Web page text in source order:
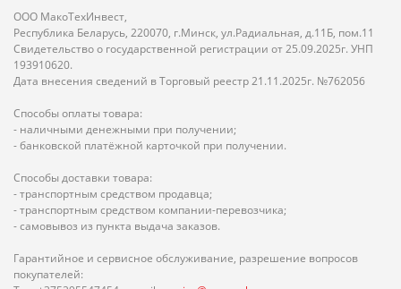
ООО МакоТехИнвест,
Республика Беларусь, 220070, г.Минск, ул.Радиальная, д.11Б, пом.11
Свидетельство о государственной регистрации от 25.09.2025г. УНП
193910620.
Дата внесения сведений в Торговый реестр 21.11.2025г. №762056
Способы оплаты товара:
- наличными денежными при получении;
- банковской платёжной карточкой при получении.
Способы доставки товара:
- транспортным средством продавца;
- транспортным средством компании-перевозчика;
- самовывоз из пункта выдача заказов.
Гарантийное и сервисное обслуживание, разрешение вопросов
покупателей: